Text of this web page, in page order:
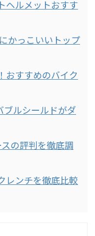
ヘルメットおすす
かっこいいトップ
おすすめのバイク
ブルシールドがダ
の評判を徹底調
レンチを徹底比較